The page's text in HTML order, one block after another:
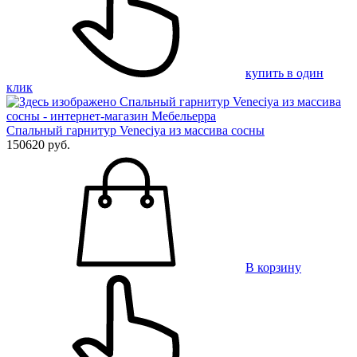
купить в один
клик
Спальный гарнитур Veneciya из массива сосны
150620 руб.
В корзину